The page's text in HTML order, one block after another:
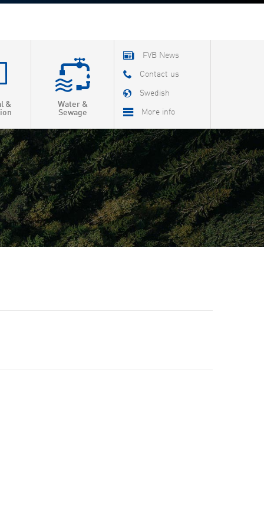
&
Water &
Sewage
FVB News
Contact us
Swedish
More info
About FVB
R & D
Education
About Cookies